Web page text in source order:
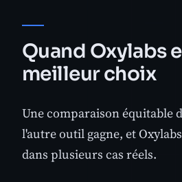
Quand Oxylabs
meilleur choix
Une comparaison équitable
l'autre outil gagne, et
dans plusieurs cas réels.